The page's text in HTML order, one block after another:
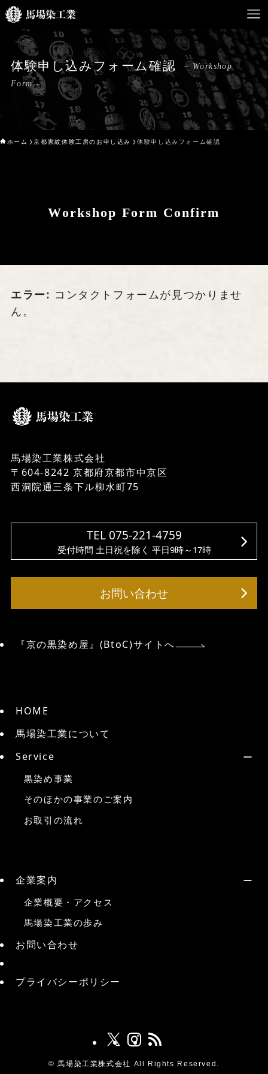
HOME
馬場染工業について
Service
お問い合わせ
〒604-8242 京都府京都市中京区
受付時間 土日祝を除く 平日9時～17時
『京の黒染め屋』（BtoC）サイトへ
体験申し込みフォーム確認
– Workshop
Form –
ホーム 京都家紋体験工房のお申し込み 体験申し込みフォーム確認
Workshop Form Confirm
エラー: コンタクトフォームが見つかりませ
ん。
馬場染工業株式会社
〒604-8242 京都府京都市中京区
西洞院通三条下ル柳水町75
TEL 075-221-4759
受付時間 土日祝を除く 平日9時～17時
お問い合わせ
『京の黒染め屋』(BtoC)サイトへ
HOME
馬場染工業について
Service
黒染め事業
そのほかの事業のご案内
お取引の流れ
企業案内
企業概要・アクセス
馬場染工業の歩み
お問い合わせ
プライバシーポリシー
© 馬場染工業株式会社 All Rights Reserved.